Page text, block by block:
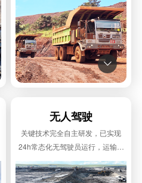

无人驾驶
关键技术完全自主研发，已实现
24h常态化无驾驶员运行，运输效
率>86%以上，具备与有人驾驶车
辆混行、混编作业能力。